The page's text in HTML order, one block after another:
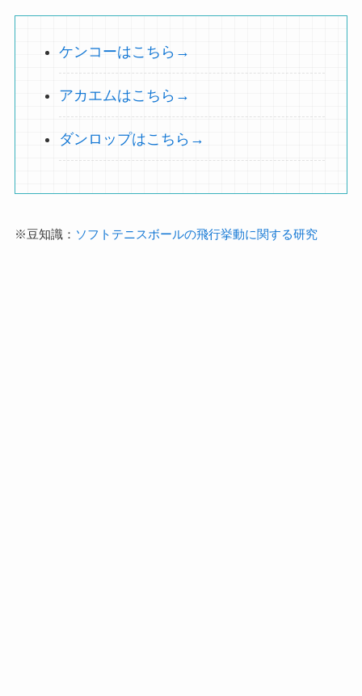
ケンコーはこちら→
アカエムはこちら→
ダンロップはこちら→
※豆知識： ソフトテニスボールの飛行挙動に関する研究